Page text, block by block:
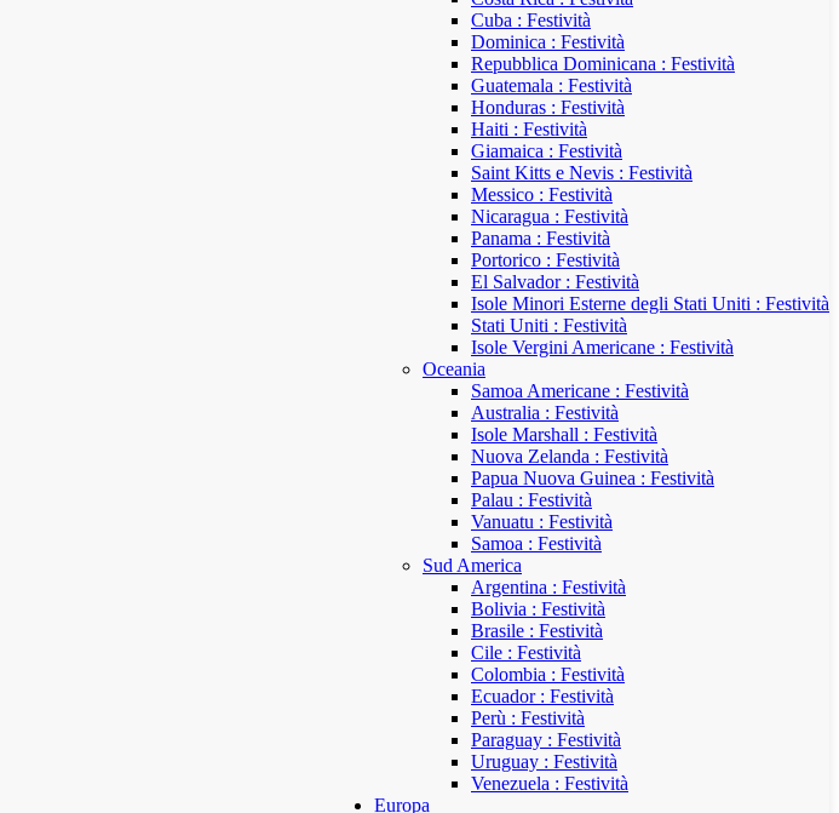
Cuba : Festività
Dominica : Festività
Repubblica Dominicana : Festività
Guatemala : Festività
Honduras : Festività
Haiti : Festività
Giamaica : Festività
Saint Kitts e Nevis : Festività
Messico : Festività
Nicaragua : Festività
Panama : Festività
Portorico : Festività
El Salvador : Festività
Isole Minori Esterne degli Stati Uniti : Festività
Stati Uniti : Festività
Isole Vergini Americane : Festività
Oceania
Samoa Americane : Festività
Australia : Festività
Isole Marshall : Festività
Nuova Zelanda : Festività
Papua Nuova Guinea : Festività
Palau : Festività
Vanuatu : Festività
Samoa : Festività
Sud America
Argentina : Festività
Bolivia : Festività
Brasile : Festività
Cile : Festività
Colombia : Festività
Ecuador : Festività
Perù : Festività
Paraguay : Festività
Uruguay : Festività
Venezuela : Festività
Europa